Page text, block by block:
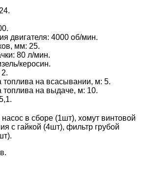
двигателя: 4000 об/мин.
мм: 25.
80 л/мин.
керосин.
на всасывании, м: 5.
на выдаче, м: 10.
насос в сборе (1шт), хомут винтовой
с гайкой (4шт), фильтр грубой